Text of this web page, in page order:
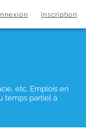
Inscription
etc. Emplois en
temps partiel à